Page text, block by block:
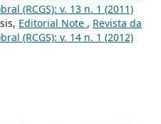
(RCGS): v. 13 n. 1 (2011)
Editorial Note , Revista da
(RCGS): v. 14 n. 1 (2012)